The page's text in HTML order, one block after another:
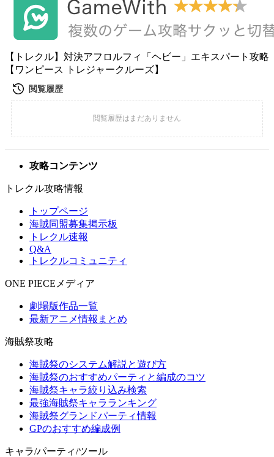
【トレクル】対決アフロルフィ「ヘビー」エキスパート攻略
【ワンピース トレジャークルーズ】
攻略コンテンツ
トレクル攻略情報
トップページ
海賊同盟募集掲示板
トレクル速報
Q&A
トレクルコミュニティ
ONE PIECEメディア
劇場版作品一覧
最新アニメ情報まとめ
海賊祭攻略
海賊祭のシステム解説と遊び方
海賊祭のおすすめパーティと編成のコツ
海賊祭キャラ絞り込み検索
最強海賊祭キャラランキング
海賊祭グランドパーティ情報
GPのおすすめ編成例
キャラ/パーティ/ツール